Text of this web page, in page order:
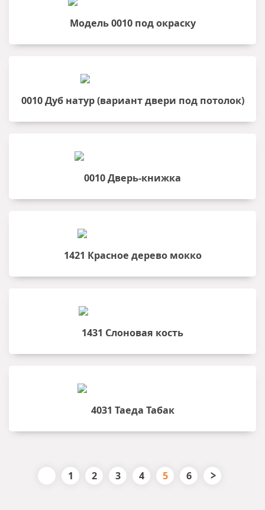
Модель 0010 под окраску
0010 Дуб натур (вариант двери под потолок)
0010 Дверь-книжка
1421 Красное дерево мокко
1431 Слоновая кость
4031 Таеда Табак
1 2 3 4 5 6 >